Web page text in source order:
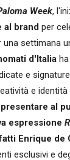
Week,
al brand per
settimana
d'Italia
e
e identità
presentare al
espressione
Enrique de
esclusivi e